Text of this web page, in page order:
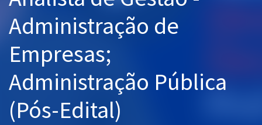
Aprovados
Administração de
Empresas;
Administração Pública
(Pós-Edital)